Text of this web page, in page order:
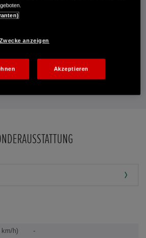
km/h)
-
Zwecke anzeigen
Akzeptieren